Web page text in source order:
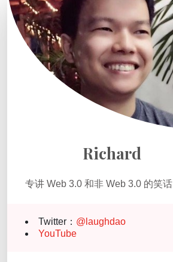
Richard
专讲 Web 3.0 和非 Web 3.0 的笑话
Twitter： @laughdao
YouTube